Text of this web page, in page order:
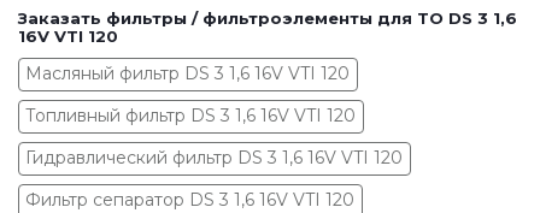
Заказать фильтры / фильтроэлементы для ТО DS 3 1,6
16V VTI 120
Масляный фильтр DS 3 1,6 16V VTI 120
Топливный фильтр DS 3 1,6 16V VTI 120
Гидравлический фильтр DS 3 1,6 16V VTI 120
Фильтр сепаратор DS 3 1,6 16V VTI 120